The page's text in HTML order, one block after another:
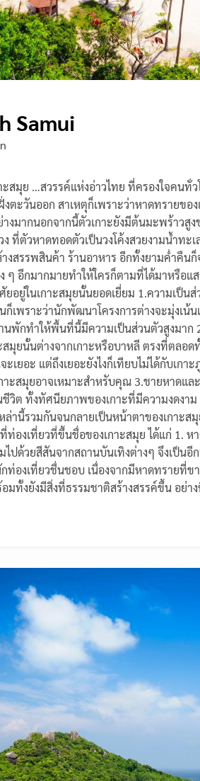
Samui
ะสมุย …สวรรค์แห่งอ่าวไทย ที่ครองใจคนทั่
ะวันออก สาเหตุก็เพราะว่าหาดทรายของ
งมากนอกจากนี้ตัวเกาะยังมีต้นมะพร้าวสู
ที่ตัวหาดทอดตัวเป็นวงโค้งสวยงามน้ำท
งสรรพสินค้า ร้านอาหาร อีกทั้งยามค่ำคืน
ๆ อีกมากมายทำให้ใครก็ตามที่ได้มาหรือแ
ยอยู่ในเกาะสมุยนั้นยอดเยี่ยม 1.ความเป็น
เพราะว่านักพัฒนาโครงการต่างจะมุ่งเ
นพักทำให้พื้นที่นี้มีความเป็นส่วนตัวสูงมา
สมุยนั้นต่างจากเกาะหรือบาหลี ตรงที่ตลอ
ยอะ แต่ถึงเยอะยังไงก็เทียบไม่ได้กับเก
ะสมุยอาจเหมาะสำหรับคุณ 3.ชายหาดแล
วิต ทั้งทัศนียภาพของเกาะที่มีความงดงา
ล่านี้รวมกันจนกลายเป็นหน้าตาของเกาะ
ท่องเที่ยวที่ขึ้นชื่อของเกาะสมุย ได้แก่ 1. ห
ไปด้วยสีสันจากสถานบันเทิงต่างๆ จึงเป็น
ท่องเที่ยวชื่นชอบ เนื่องจากมีหาดทรายที่ข
อมทั้งยังมีสิ่งที่ธรรมชาติสร้างสรรค์ขึ้น อ